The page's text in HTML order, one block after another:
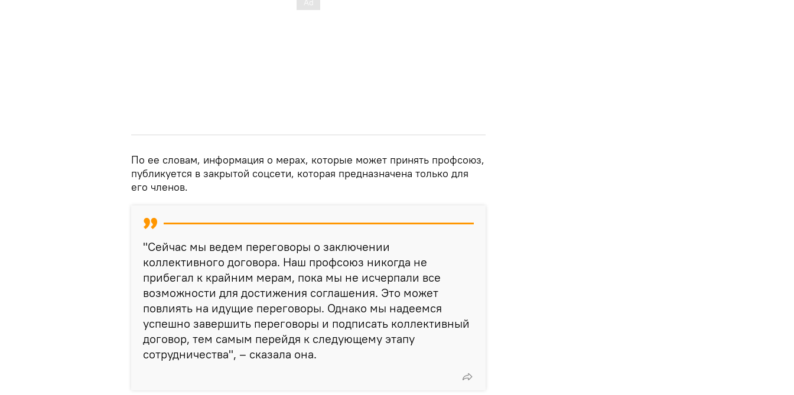
По ее словам, информация о мерах, которые может принять профсоюз,
публикуется в закрытой соцсети, которая предназначена только для
его членов.
"Сейчас мы ведем переговоры о заключении
коллективного договора. Наш профсоюз никогда не
прибегал к крайним мерам, пока мы не исчерпали все
возможности для достижения соглашения. Это может
повлиять на идущие переговоры. Однако мы надеемся
успешно завершить переговоры и подписать коллективный
договор, тем самым перейдя к следующему этапу
сотрудничества", – сказала она.